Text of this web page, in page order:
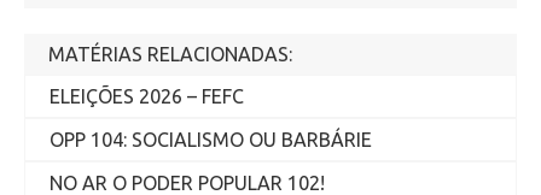
MATÉRIAS RELACIONADAS:
ELEIÇÕES 2026 – FEFC
OPP 104: SOCIALISMO OU BARBÁRIE
NO AR O PODER POPULAR 102!